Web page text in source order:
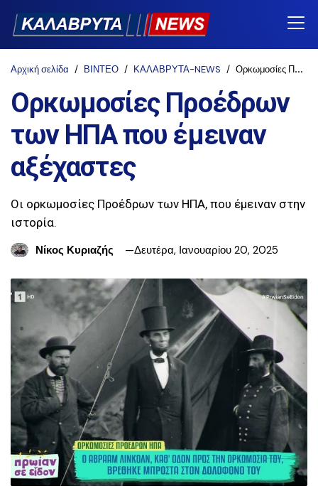
Αρχική σελίδα ΒΙΝΤΕΟ ΚΑΛΑΒΡΥΤΑ-NEWS Ορκωμοσίες Προέδρων των ΗΠΑ που έμειναν αξέχαστες
Ορκωμοσίες Προέδρων
των ΗΠΑ που έμειναν
αξέχαστες
Οι ορκωμοσίες Προέδρων των ΗΠΑ, που έμειναν στην
ιστορία.
Νίκος Κυριαζής
Δευτέρα, Ιανουαρίου 20, 2025